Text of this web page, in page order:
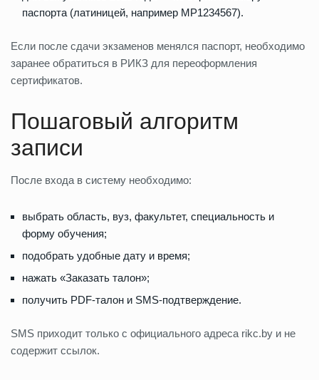
паспорта (латиницей, например MP1234567).
Если после сдачи экзаменов менялся паспорт, необходимо
заранее обратиться в РИКЗ для переоформления
сертификатов.
Пошаговый алгоритм
записи
После входа в систему необходимо:
выбрать область, вуз, факультет, специальность и
форму обучения;
подобрать удобные дату и время;
нажать «Заказать талон»;
получить PDF-талон и SMS-подтверждение.
SMS приходит только с официального адреса rikc.by и не
содержит ссылок.